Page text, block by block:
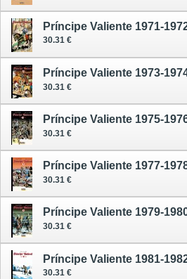
Príncipe Valiente 1971-
30.31 €
Príncipe Valiente 1973-
30.31 €
Príncipe Valiente 1975-
30.31 €
Príncipe Valiente 1977-
30.31 €
Príncipe Valiente 1979-
30.31 €
Príncipe Valiente 1981-
30.31 €